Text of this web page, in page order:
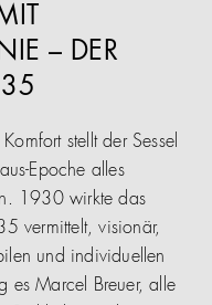
– DER
35
stellt der Sessel
Epoche alles
1930 wirkte das
vermittelt, visionär,
und individuellen
es Marcel Breuer, alle